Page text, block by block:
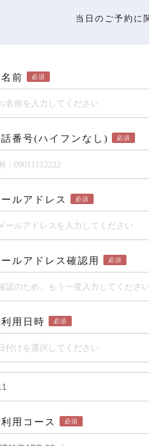
当日のご予約に
前 必須
話番号(ハイフンなし) 必須
ールアドレス 必須
ールアドレス確認用 必須
利用日時 必須
利用コース 必須